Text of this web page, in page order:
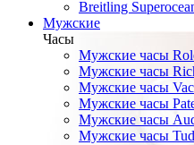
Breitling
Мужские
Часы
Мужские часы
Мужские часы
Мужские часы
Мужские часы
Мужские часы
Мужские часы